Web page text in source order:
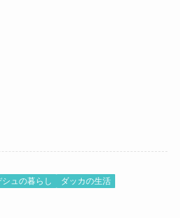
ュの暮らし
ダッカの生活